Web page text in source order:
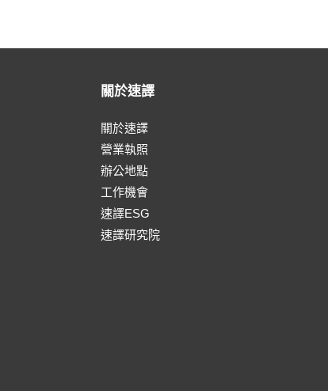
關於速譯
關於速譯
營業執照
辦公地點
工作機會
速譯ESG
速譯研究院